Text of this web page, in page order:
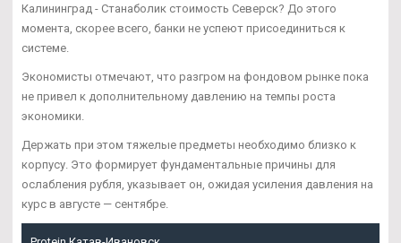
Калининград - Станаболик стоимость Северск? До этого
момента, скорее всего, банки не успеют присоединиться к
системе.
Экономисты отмечают, что разгром на фондовом рынке пока
не привел к дополнительному давлению на темпы роста
экономики.
Держать при этом тяжелые предметы необходимо близко к
корпусу. Это формирует фундаментальные причины для
ослабления рубля, указывает он, ожидая усиления давления на
курс в августе — сентябре.